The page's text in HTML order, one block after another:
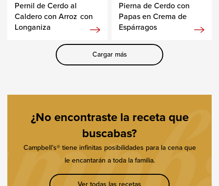
Pernil de Cerdo al
Caldero con Arroz con
Longaniza
Pierna de Cerdo con
Papas en Crema de
Espárragos
Cargar más
¿No encontraste la receta que
buscabas?
Campbell’s® tiene infinitas posibilidades para la cena que
le encantarán a toda la familia.
Ver todas las recetas